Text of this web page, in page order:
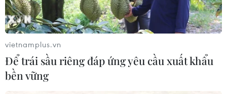
lương thực nghiêm trọng do thiếu
hụt viện trợ
05/08/2026 06:41
Italy nâng báo động đỏ trên toàn bộ
27 thành phố do nắng nóng kỷ lục
vietnamplus.vn
Để trái sầu riêng đáp ứng yêu cầu xuất khẩu
bền vững